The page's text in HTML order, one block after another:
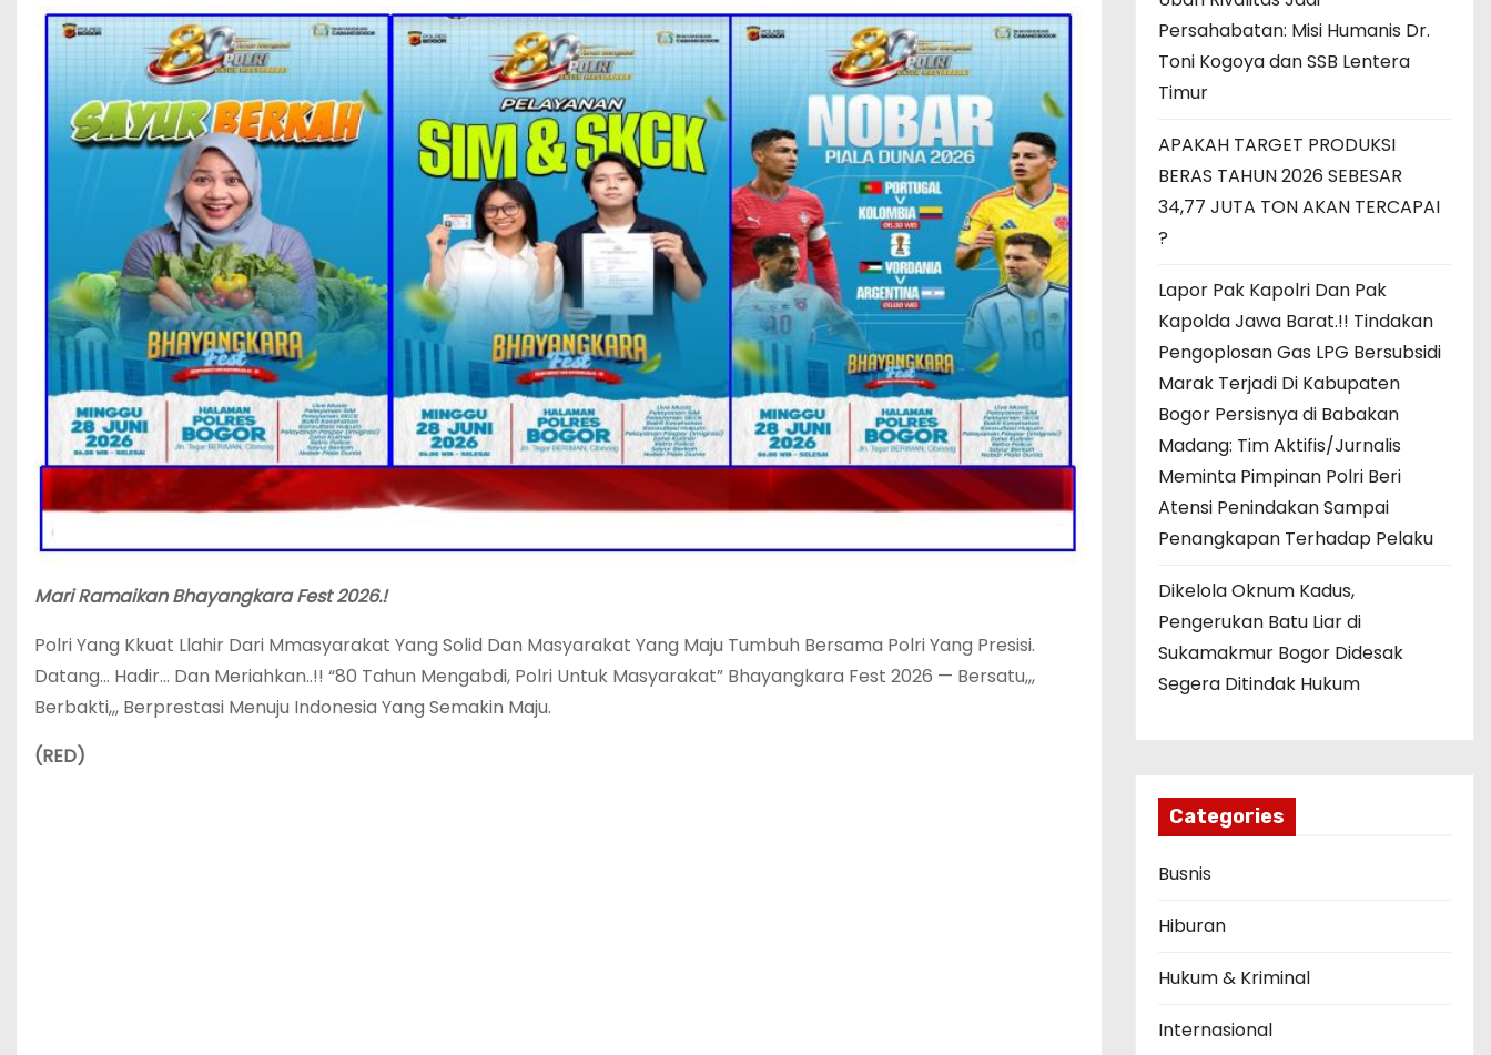
Mari Ramaikan Bhayangkara Fest 2026.!
Polri Yang Kkuat Llahir Dari Mmasyarakat Yang Solid Dan Masyarakat Yang Maju Tumbuh Bersama Polri Yang Presisi.
Datang… Hadir… Dan Meriahkan..!! “80 Tahun Mengabdi, Polri Untuk Masyarakat” Bhayangkara Fest 2026 — Bersatu,,,
Berbakti,,, Berprestasi Menuju Indonesia Yang Semakin Maju.
(RED)
Persahabatan: Misi Humanis Dr.
Toni Kogoya dan SSB Lentera
Timur
APAKAH TARGET PRODUKSI
BERAS TAHUN 2026 SEBESAR
34,77 JUTA TON AKAN TERCAPAI
?
Lapor Pak Kapolri Dan Pak
Kapolda Jawa Barat.!! Tindakan
Pengoplosan Gas LPG Bersubsidi
Marak Terjadi Di Kabupaten
Bogor Persisnya di Babakan
Madang: Tim Aktifis/Jurnalis
Meminta Pimpinan Polri Beri
Atensi Penindakan Sampai
Penangkapan Terhadap Pelaku
Dikelola Oknum Kadus,
Pengerukan Batu Liar di
Sukamakmur Bogor Didesak
Segera Ditindak Hukum
Categories
Busnis
Hiburan
Hukum & Kriminal
Internasional